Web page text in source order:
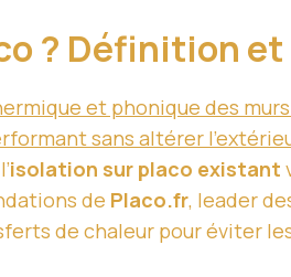
? Définition
et phonique des
sans altérer
isolation sur placo existant
de Placo.fr, leader
de chaleur pour éviter